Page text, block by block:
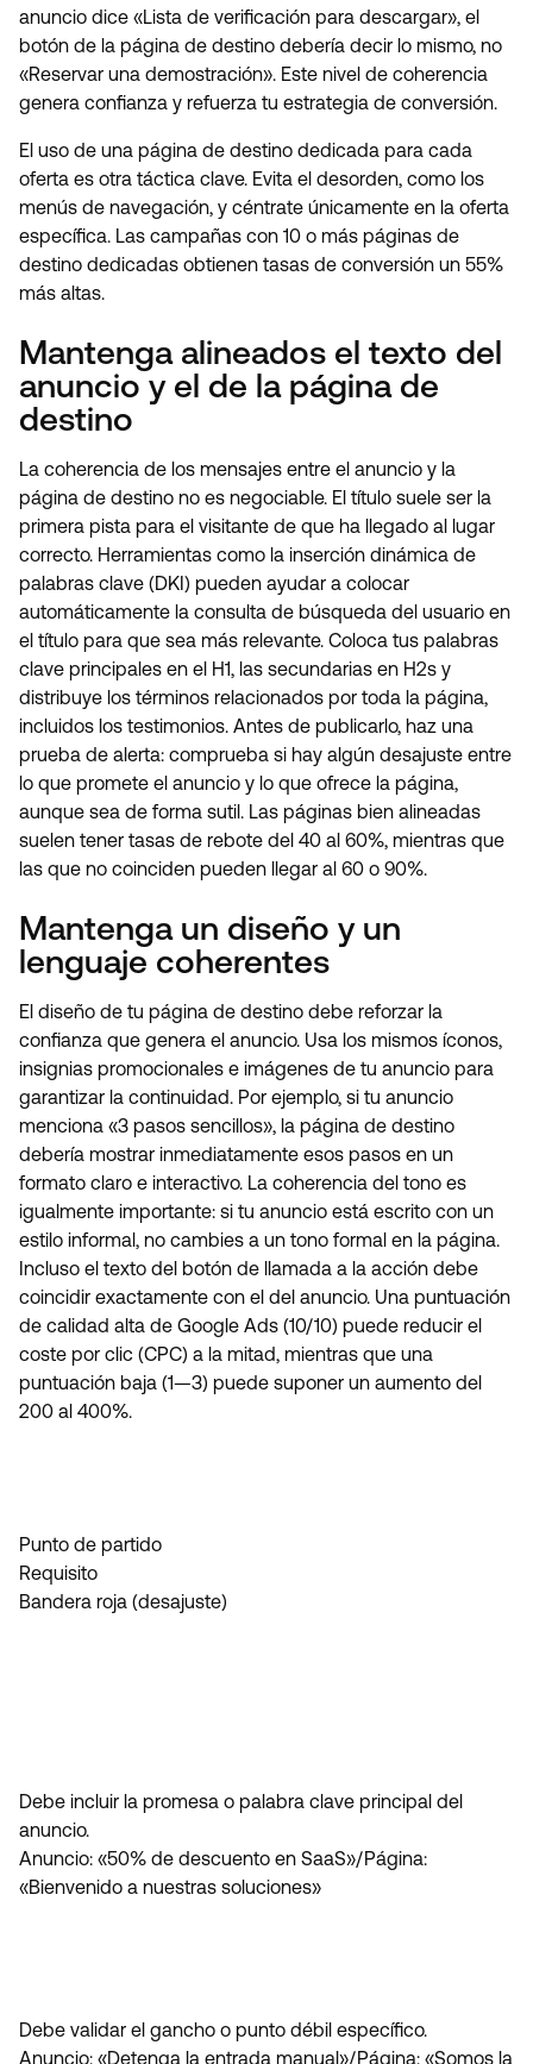
anuncio dice «Lista de verificación para descargar», el
botón de la página de destino debería decir lo mismo, no
«Reservar una demostración». Este nivel de coherencia
genera confianza y refuerza tu estrategia de conversión.
El uso de una página de destino dedicada para cada
oferta es otra táctica clave. Evita el desorden, como los
menús de navegación, y céntrate únicamente en la oferta
específica. Las campañas con 10 o más páginas de
destino dedicadas obtienen tasas de conversión un 55%
más altas.
Mantenga alineados el texto del
anuncio y el de la página de
destino
La coherencia de los mensajes entre el anuncio y la
página de destino no es negociable. El título suele ser la
primera pista para el visitante de que ha llegado al lugar
correcto. Herramientas como la inserción dinámica de
palabras clave (DKI) pueden ayudar a colocar
automáticamente la consulta de búsqueda del usuario en
el título para que sea más relevante. Coloca tus palabras
clave principales en el H1, las secundarias en H2s y
distribuye los términos relacionados por toda la página,
incluidos los testimonios. Antes de publicarlo, haz una
prueba de alerta: comprueba si hay algún desajuste entre
lo que promete el anuncio y lo que ofrece la página,
aunque sea de forma sutil. Las páginas bien alineadas
suelen tener tasas de rebote del 40 al 60%, mientras que
las que no coinciden pueden llegar al 60 o 90%.
Mantenga un diseño y un
lenguaje coherentes
El diseño de tu página de destino debe reforzar la
confianza que genera el anuncio. Usa los mismos íconos,
insignias promocionales e imágenes de tu anuncio para
garantizar la continuidad. Por ejemplo, si tu anuncio
menciona «3 pasos sencillos», la página de destino
debería mostrar inmediatamente esos pasos en un
formato claro e interactivo. La coherencia del tono es
igualmente importante: si tu anuncio está escrito con un
estilo informal, no cambies a un tono formal en la página.
Incluso el texto del botón de llamada a la acción debe
coincidir exactamente con el del anuncio. Una puntuación
de calidad alta de Google Ads (10/10) puede reducir el
coste por clic (CPC) a la mitad, mientras que una
puntuación baja (1—3) puede suponer un aumento del
200 al 400%.
Punto de partido
Requisito
Bandera roja (desajuste)
Debe incluir la promesa o palabra clave principal del
anuncio.
Anuncio: «50% de descuento en SaaS»/Página:
«Bienvenido a nuestras soluciones»
Debe validar el gancho o punto débil específico.
Anuncio: «Detenga la entrada manual»/Página: «Somos la